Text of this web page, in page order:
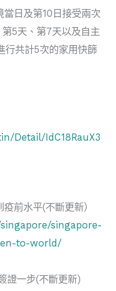
當日及第10日接受兩次
5天、第7天以及自主
行共計5次的家用快篩
Detail/IdC18RauX3
前水平(不斷更新）
singapore-
to-world/
證一步(不斷更新)